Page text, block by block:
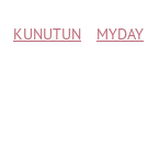
KUNUTUN MYDAY